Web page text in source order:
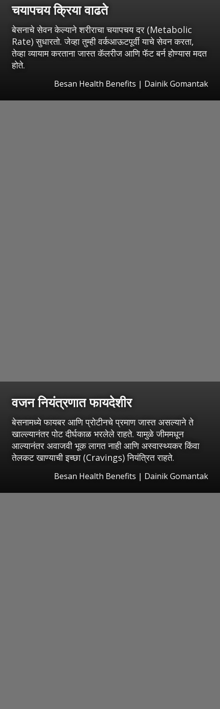
चयापचय क्रिया वाढते
बेसनाचे सेवन केल्याने शरीराचा चयापचय दर (Metabolic
Rate) सुधारतो. जेव्हा तुम्ही वर्कआऊटपूर्वी याचे सेवन करता,
तेव्हा व्यायाम करताना जास्त कॅलरीज आणि फॅट बर्न होण्यास मदत
होते.
Besan Health Benefits | Dainik Gomantak
वजन नियंत्रणात फायदेशीर
बेसनामध्ये फायबर आणि प्रोटीनचे प्रमाण जास्त असल्याने ते
खाल्ल्यानंतर पोट दीर्घकाळ भरलेले राहते. यामुळे जीममधून
आल्यानंतर अवाजवी भूक लागत नाही आणि अस्वास्थ्यकर किंवा
तेलकट खाण्याची इच्छा (Cravings) नियंत्रित राहते.
Besan Health Benefits | Dainik Gomantak